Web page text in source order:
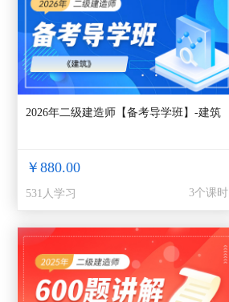
2026年二级建造师【备考导学班】-建筑
￥880.00
531人学习 3个课时